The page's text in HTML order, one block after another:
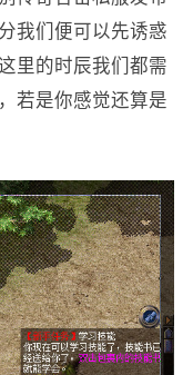
我们便可以先诱惑
里的时辰我们都需
若是你感觉还算是